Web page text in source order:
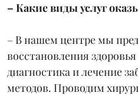
– Какие виды услуг
– В нашем центре мы
восстановления
диагностика и лечение
методов. Проводим